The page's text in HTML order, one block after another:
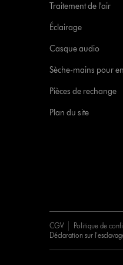
Traitement de l'air
Éclairage
Casque audio
Sèche-mains pour
Pièces de rechange
Plan du site
CGV Politique de
Déclaration sur